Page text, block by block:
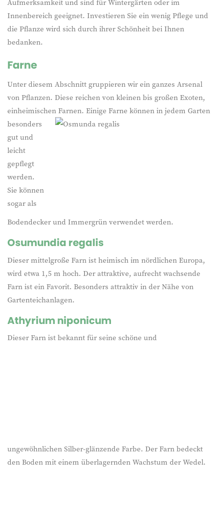
Aufmerksamkeit und sind für Wintergärten oder im
Innenbereich geeignet. Investieren Sie ein wenig Pflege und
die Pflanze wird sich durch ihrer Schönheit bei Ihnen
bedanken.
Farne
Unter diesem Abschnitt gruppieren wir ein ganzes Arsenal
von Pflanzen. Diese reichen von kleinen bis großen Exoten,
einheimischen Farnen. Einige Farne können in jedem Garten
besonders
gut und
leicht
gepflegt
werden.
Sie können
sogar als
Bodendecker und Immergrün verwendet werden.
Osumundia regalis
Dieser mittelgroße Farn ist heimisch im nördlichen Europa,
wird etwa 1,5 m hoch. Der attraktive, aufrecht wachsende
Farn ist ein Favorit. Besonders attraktiv in der Nähe von
Gartenteichanlagen.
Athyrium niponicum
Dieser Farn ist bekannt für seine schöne und
ungewöhnlichen Silber-glänzende Farbe. Der Farn bedeckt
den Boden mit einem überlagernden Wachstum der Wedel.